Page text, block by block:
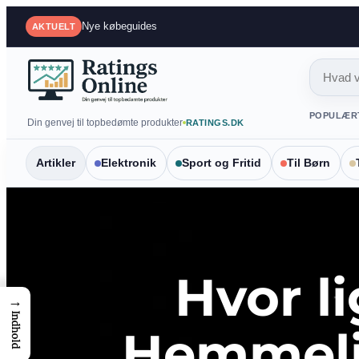
Spring
til
indhold
AKTUELT Nye købeguides
Din genvej til topbedømte produkter RATINGS.DK
Artikler Elektronik Sport og Fritid Til Børn
Hvor
→
Indhold